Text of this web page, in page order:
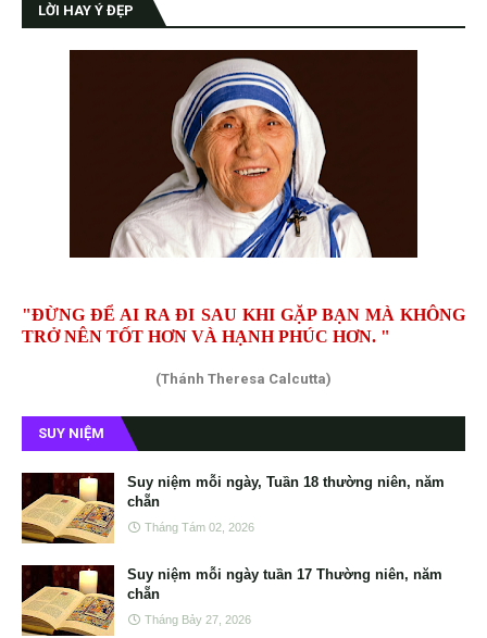
LỜI HAY Ý ĐẸP
"ĐỪNG ĐỂ AI RA ĐI SAU KHI GẶP BẠN MÀ KHÔNG
TRỞ NÊN TỐT HƠN VÀ HẠNH PHÚC HƠN. "
(Thánh Theresa Calcutta)
SUY NIỆM
Suy niệm mỗi ngày, Tuần 18 thường niên, năm
chẵn
Tháng Tám 02, 2026
Suy niệm mỗi ngày tuần 17 Thường niên, năm
chẵn
Tháng Bảy 27, 2026